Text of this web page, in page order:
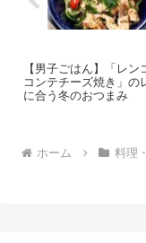
【男子ごはん】「レ
コンテチーズ焼き」の
に合う冬のおつまみ
ホーム 料理